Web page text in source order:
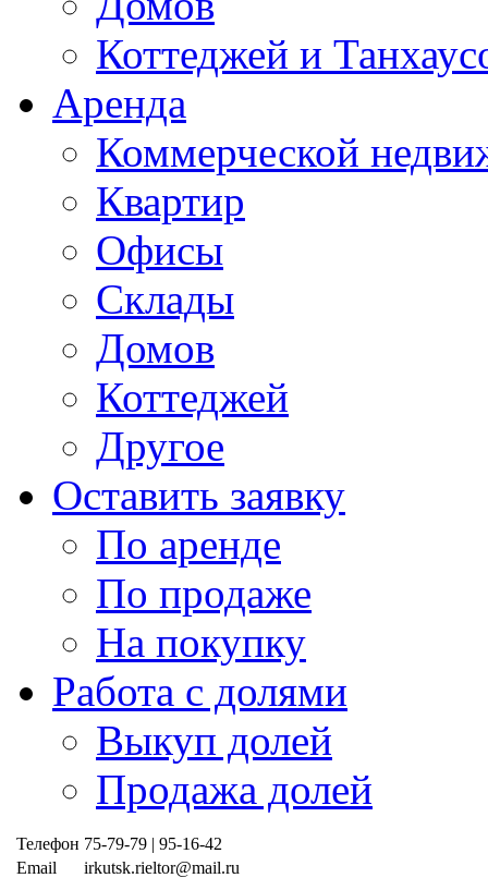
Коттеджей и
Аренда
Коммерческой
Квартир
Офисы
Склады
Домов
Коттеджей
Другое
Оставить заявку
По аренде
По продаже
На покупку
Работа с долями
Выкуп долей
Продажа долей
Телефон 75-79-79 | 95-16-42
Email
irkutsk.rieltor@mail.ru